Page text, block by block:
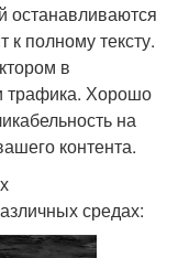
останавливаются
к полному тексту.
в
трафика. Хорошо
на
контента.
средах: